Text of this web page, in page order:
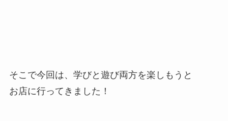
そこで今回は、学びと遊び両方を楽しもうと
お店に行ってきました！